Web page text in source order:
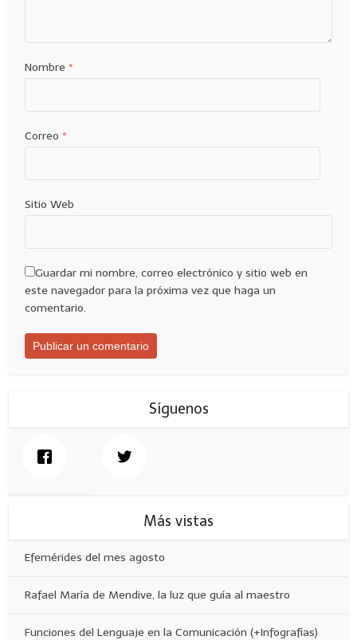
Nombre *
Correo *
Sitio Web
Guardar mi nombre, correo electrónico y sitio web en
este navegador para la próxima vez que haga un
comentario.
Síguenos
Más vistas
Efemérides del mes agosto
Rafael María de Mendive, la luz que guía al maestro
Funciones del Lenguaje en la Comunicación (+Infografías)